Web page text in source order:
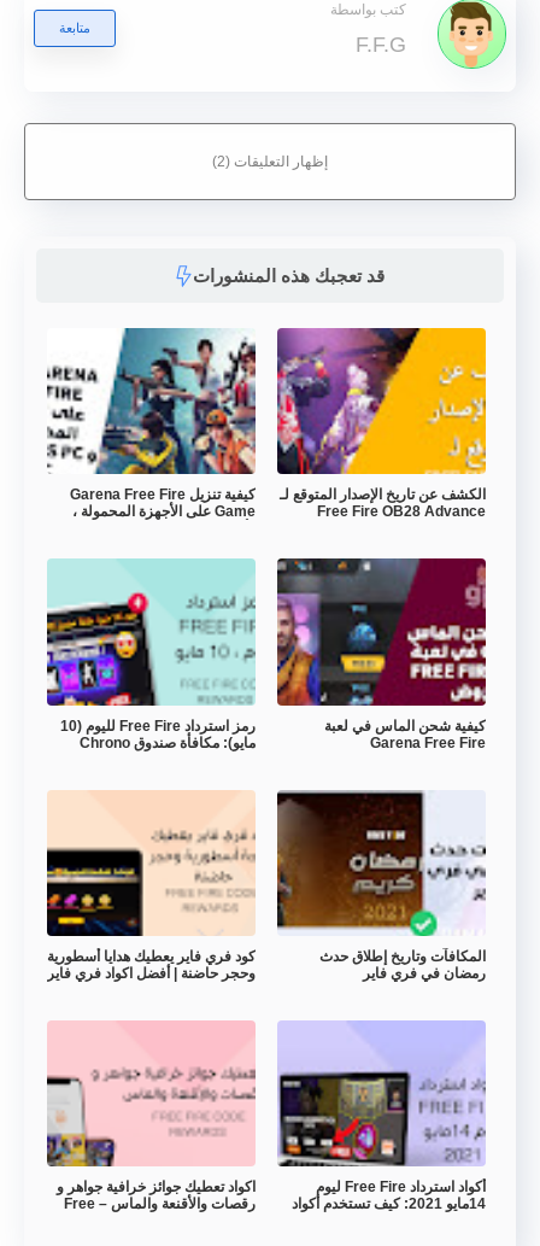
كتب بواسطة
F.F.G
متابعة
إظهار التعليقات (2)
قد تعجبك هذه المنشورات
كيفية تنزيل Garena Free Fire
Game على الأجهزة المحمولة ،
الكشف عن تاريخ الإصدار المتوقع لـ
Free Fire OB28 Advance
رمز استرداد Free Fire لليوم (10
مايو): مكافأة صندوق Chrono
كيفية شحن الماس في لعبة
Garena Free Fire
كود فري فاير يعطيك هدايا أسطورية
وحجر حاضنة | أفضل اكواد فري فاير
المكافآت وتاريخ إطلاق حدث
رمضان في فري فاير
اكواد تعطيك جوائز خرافية جواهر و
رقصات والأقنعة والماس – Free
أكواد استرداد Free Fire ليوم
14مايو 2021: كيف تستخدم أكواد